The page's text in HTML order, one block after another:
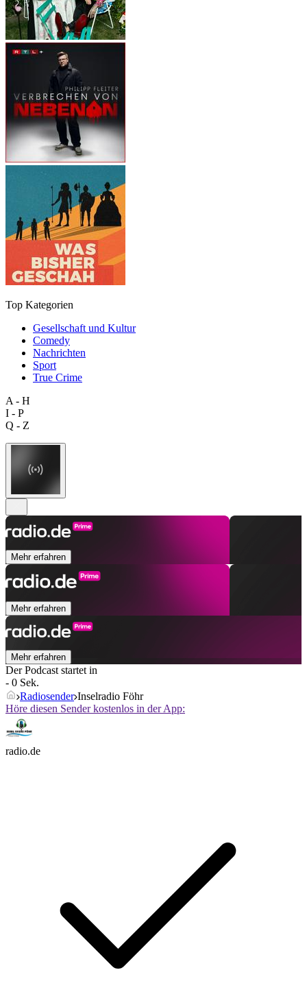
Top Kategorien
Gesellschaft und Kultur
Comedy
Nachrichten
Sport
True Crime
A - H
I - P
Q - Z
Mehr erfahren
Mehr erfahren
Mehr erfahren
Der Podcast startet in
- 0 Sek.
Radiosender Inselradio Föhr
Höre diesen Sender kostenlos in der App:
radio.de